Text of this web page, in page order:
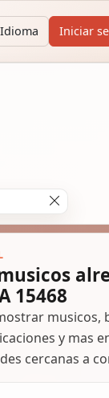
Idioma Iniciar
15468
musicos,
y mas
cercanas a